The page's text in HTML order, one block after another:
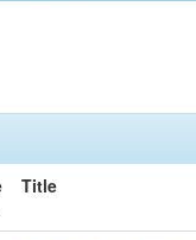
Title